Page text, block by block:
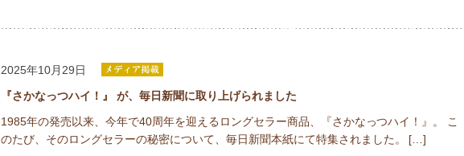
2025年10月29日
『さかなっつハイ！』 が、毎日新聞に取り上げられました
1985年の発売以来、今年で40周年を迎えるロングセラー商品、『さかなっつハイ！』。 こ
のたび、そのロングセラーの秘密について、毎日新聞本紙にて特集されました。 […]